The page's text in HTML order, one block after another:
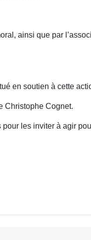
ainsi que par
en soutien à cette
Christophe Cognet.
les inviter à agir